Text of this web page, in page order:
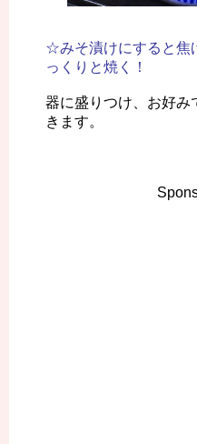
☆みそ漬けにすると焦
っくりと焼く！
器に盛りつけ、お好み
きます。